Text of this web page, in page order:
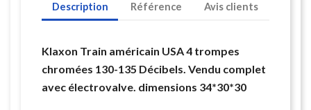
Description Référence Avis clients
Klaxon Train américain USA 4 trompes
chromées 130-135 Décibels. Vendu complet
avec électrovalve. dimensions 34*30*30